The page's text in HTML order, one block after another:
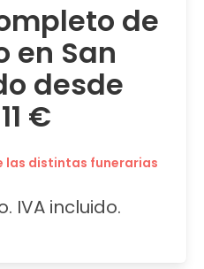
de
en San
desde
€
las distintas funerarias
IVA incluido.